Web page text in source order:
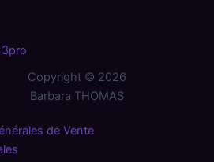
Copyright © 2026
Barbara THOMAS
de Vente